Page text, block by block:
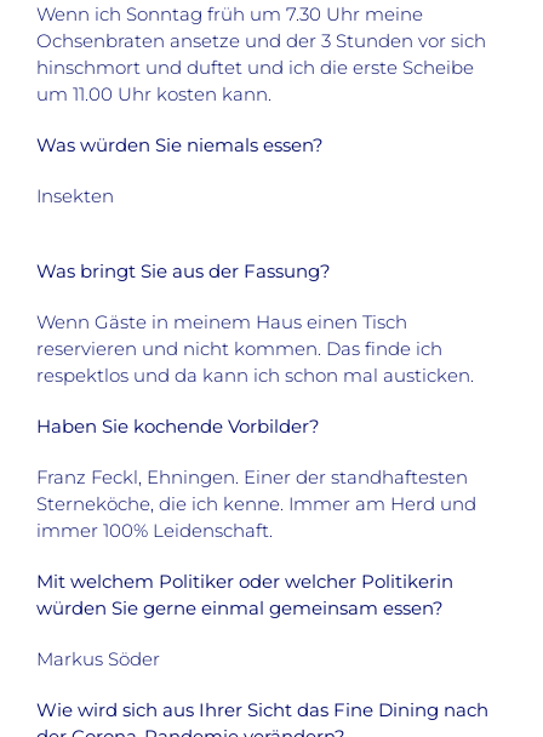
Wenn ich Sonntag früh um 7.30 Uhr meine
Ochsenbraten ansetze und der 3 Stunden vor sich
hinschmort und duftet und ich die erste Scheibe
um 11.00 Uhr kosten kann.
Was würden Sie niemals essen?
Insekten
Was bringt Sie aus der Fassung?
Wenn Gäste in meinem Haus einen Tisch
reservieren und nicht kommen. Das finde ich
respektlos und da kann ich schon mal austicken.
Haben Sie kochende Vorbilder?
Franz Feckl, Ehningen. Einer der standhaftesten
Sterneköche, die ich kenne. Immer am Herd und
immer 100% Leidenschaft.
Mit welchem Politiker oder welcher Politikerin
würden Sie gerne einmal gemeinsam essen?
Markus Söder
Wie wird sich aus Ihrer Sicht das Fine Dining nach